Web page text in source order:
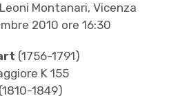
Montanari, Vicenza
2010 ore 16:30
(1756-1791)
K 155
(1810-1849)